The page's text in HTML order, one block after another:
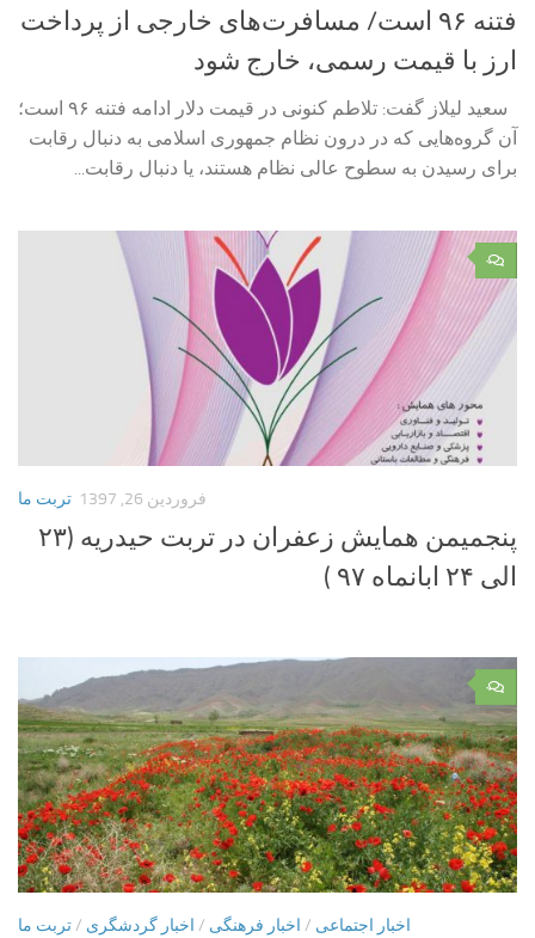
فتنه ۹۶ است/ مسافرت‌های خارجی از پرداخت
ارز با قیمت رسمی، خارج شود
سعید لیلاز گفت: تلاطم کنونی در قیمت دلار ادامه فتنه ۹۶ است؛
آن گروه‌هایی که در درون نظام جمهوری اسلامی به دنبال رقابت
برای رسیدن به سطوح عالی نظام هستند، یا دنبال رقابت...
۰
تربت ما فروردین 26, 1397
پنجمیمن همایش زعفران در تربت حیدریه (۲۳
الی ۲۴ ابانماه ۹۷ )
۰
اخبار اجتماعی / اخبار فرهنگی / اخبار گردشگری /تربت ما